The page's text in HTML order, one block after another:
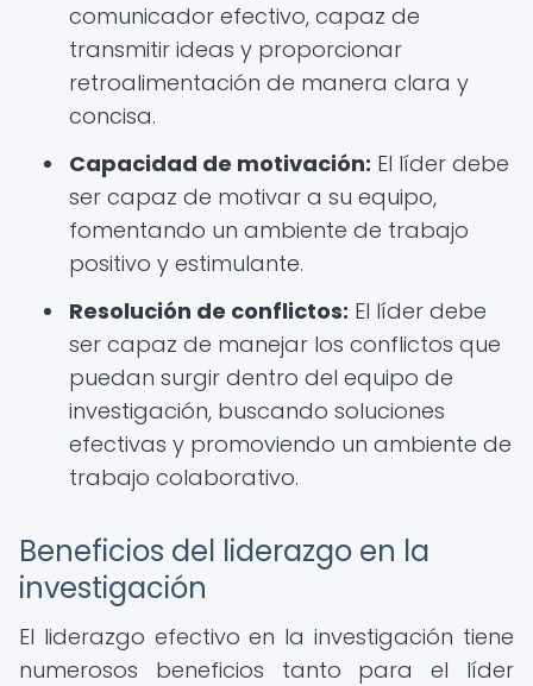
comunicador efectivo, capaz de
transmitir ideas y proporcionar
retroalimentación de manera clara y
concisa.
Capacidad de motivación: El líder debe
ser capaz de motivar a su equipo,
fomentando un ambiente de trabajo
positivo y estimulante.
Resolución de conflictos: El líder debe
ser capaz de manejar los conflictos que
puedan surgir dentro del equipo de
investigación, buscando soluciones
efectivas y promoviendo un ambiente de
trabajo colaborativo.
Beneficios del liderazgo en la
investigación
El liderazgo efectivo en la investigación tiene
numerosos beneficios tanto para el líder